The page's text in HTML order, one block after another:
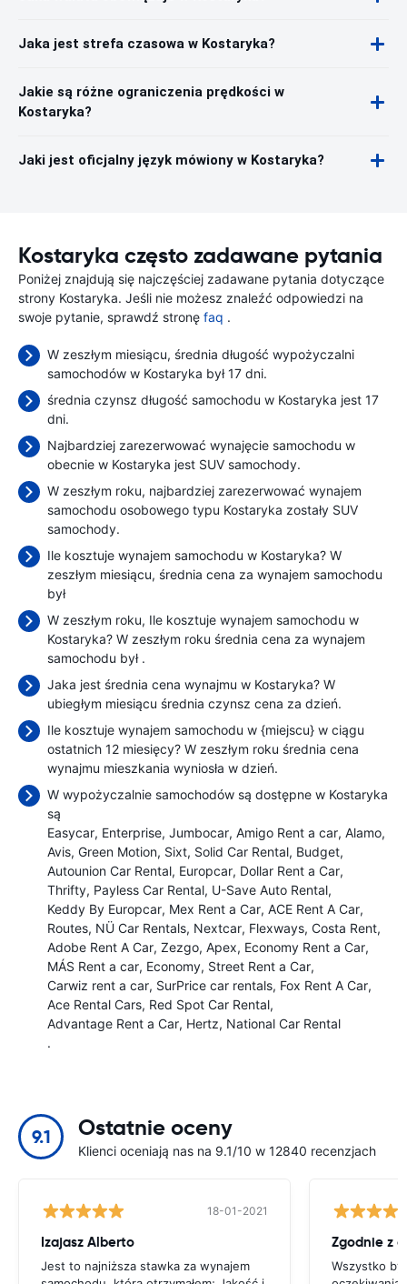
Jaka jest strefa czasowa w Kostaryka?
Jakie są różne ograniczenia prędkości w
Kostaryka?
Jaki jest oficjalny język mówiony w Kostaryka?
Kostaryka często zadawane pytania
Poniżej znajdują się najczęściej zadawane pytania dotyczące
strony Kostaryka. Jeśli nie możesz znaleźć odpowiedzi na
swoje pytanie, sprawdź stronę faq .
W zeszłym miesiącu, średnia długość wypożyczalni
samochodów w Kostaryka był 17 dni.
średnia czynsz długość samochodu w Kostaryka jest 17
dni.
Najbardziej zarezerwować wynajęcie samochodu w
obecnie w Kostaryka jest SUV samochody.
W zeszłym roku, najbardziej zarezerwować wynajem
samochodu osobowego typu Kostaryka zostały SUV
samochody.
Ile kosztuje wynajem samochodu w Kostaryka? W
zeszłym miesiącu, średnia cena za wynajem samochodu
był
W zeszłym roku, Ile kosztuje wynajem samochodu w
Kostaryka? W zeszłym roku średnia cena za wynajem
samochodu był .
Jaka jest średnia cena wynajmu w Kostaryka? W
ubiegłym miesiącu średnia czynsz cena za dzień.
Ile kosztuje wynajem samochodu w {miejscu} w ciągu
ostatnich 12 miesięcy? W zeszłym roku średnia cena
wynajmu mieszkania wyniosła w dzień.
W wypożyczalnie samochodów są dostępne w Kostaryka
są
Easycar Enterprise Jumbocar Amigo Rent a car Alamo
Avis Green Motion Sixt Solid Car Rental Budget
Autounion Car Rental Europcar Dollar Rent a Car
Thrifty Payless Car Rental U-Save Auto Rental
Keddy By Europcar Mex Rent a Car ACE Rent A Car
Routes NÜ Car Rentals Nextcar Flexways Costa Rent
Adobe Rent A Car Zezgo Apex Economy Rent a Car
MÁS Rent a car Economy Street Rent a Car
Carwiz rent a car SurPrice car rentals Fox Rent A Car
Ace Rental Cars Red Spot Car Rental
Advantage Rent a Car Hertz National Car Rental
.
9.1 Ostatnie oceny
Klienci oceniają nas na 9.1/10 w 12840 recenzjach
18-01-2021
Izajasz Alberto
Jest to najniższa stawka za wynajem
Zgodnie z
Wszystko